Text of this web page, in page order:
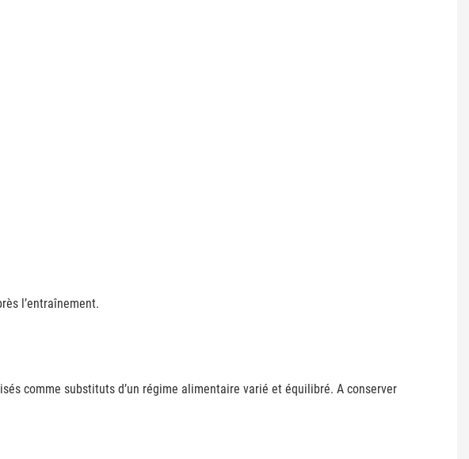
l’entraînement.
comme substituts d’un régime alimentaire varié et équilibré. A conserver